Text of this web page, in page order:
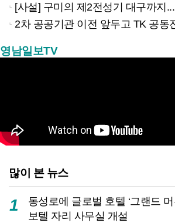
[사설] 구미의 제2전성기 대구까지
2차 공공기관 이전 앞두고 TK 공동전선…산업
영남일보TV
많이 본 뉴스
1
동성로에 글로벌 호텔 ‘그랜드
보텔 자리 사무실 개설